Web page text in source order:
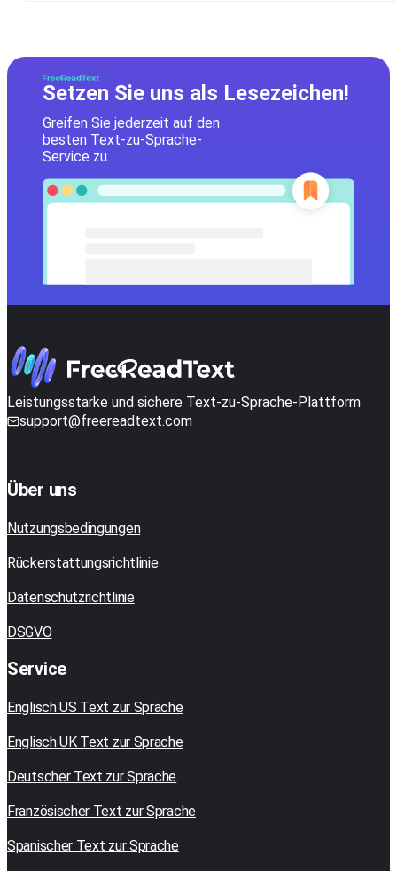
Setzen Sie uns als Lesezeichen!
Greifen Sie jederzeit auf den
besten Text-zu-Sprache-
Service zu.
Leistungsstarke und sichere Text-zu-Sprache-Plattform
support@freereadtext.com
Über uns
Nutzungsbedingungen
Rückerstattungsrichtlinie
Datenschutzrichtlinie
DSGVO
Service
Englisch US Text zur Sprache
Englisch UK Text zur Sprache
Deutscher Text zur Sprache
Französischer Text zur Sprache
Spanischer Text zur Sprache